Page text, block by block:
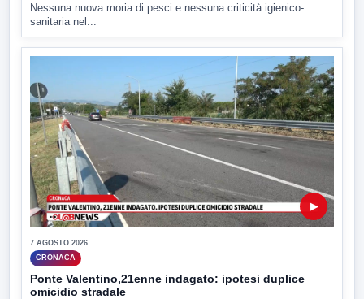
Nessuna nuova moria di pesci e nessuna criticità igienico-
sanitaria nel...
▶
7 AGOSTO 2026
CRONACA
Ponte Valentino,21enne indagato: ipotesi duplice
omicidio stradale